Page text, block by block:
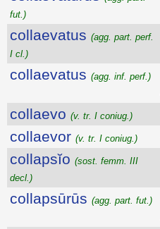
fut.)
collaevatus (agg. part. perf.
I cl.)
collaevatus (agg. inf. perf.)
collaevo (v. tr. I coniug.)
collaevor (v. tr. I coniug.)
collapsĭo (sost. femm. III
decl.)
collapsūrūs (agg. part. fut.)